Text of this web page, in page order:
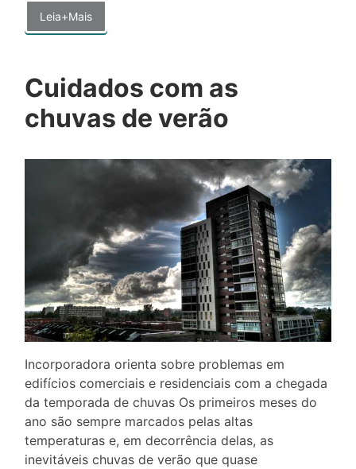
Leia+Mais
Cuidados com as
chuvas de verão
Incorporadora orienta sobre problemas em
edifícios comerciais e residenciais com a chegada
da temporada de chuvas Os primeiros meses do
ano são sempre marcados pelas altas
temperaturas e, em decorrência delas, as
inevitáveis chuvas de verão que quase